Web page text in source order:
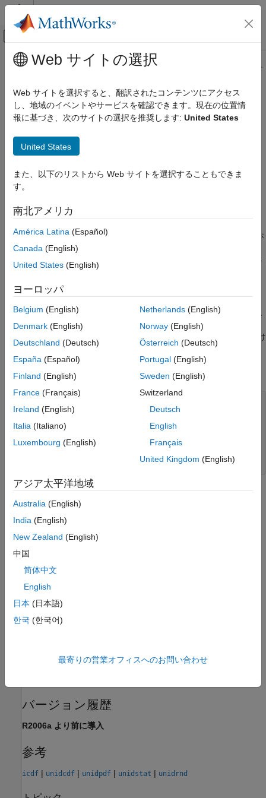
コンテンツへスキップ
オフキャンバス ナビゲーション メ
ドキュメンテーションのホーム
Statistics and Machine Learning Toolbox
確率分布と仮説検定
項目一覧
構文
例
拡張機能
バージョン履歴
参考
メインコンテンツ
このページの内容は最新ではありません。最新版の英語を参照す
unidinv
離散一様逆累積分布関数
構文
X = unidinv(P,N)
説明
X = unidinv(P,N)は、 で評価される離散一様逆累積分布関数が
P以上であるような最小の正の整数
Xの数を1～Nの数が入っているハットから取り出す確率と見な
PとNは、同じサイズのベクトル、行列または多次元配列になり
ます。これはX のサイズでもあります。NまたはPのスカラー入
力は、他の入力と同じ次元の定数配列に展開されます。
は区間 [0 1] に存在しなければならず、
内の値は正の整数でなけ
ればなりません。
例
x =
    14
y = unidinv(0.7 + eps,20)
最初のパラメーターを少し変えると、出力に大きな飛びが生じま
す。累積分布関数と逆累積分布関数はどちらもステップ関数で
す。この例は、階段で起きることを示したものです。
拡張機能
すべて展開する
C/C++ コード生成
MATLAB® Coder™ を使用して C および C++ コード
を生成します。
ックス処理装置 (GPU) 上で実行することにより、
バージョン履歴
R2006a より前に導入
参考
icdf | unidcdf | unidpdf | unidstat | unidrnd
Web サイトの選択
Web サイトを選択すると、翻訳されたコンテンツにアクセス
し、地域のイベントやサービスを確認できます。現在の位置情
報に基づき、次のサイトの選択を推奨します: United States
United States
また、以下のリストから Web サイトを選択することもできま
す。
南北アメリカ
América Latina (Español)
Canada (English)
United States (English)
ヨーロッパ
Belgium (English)
Denmark (English)
Deutschland (Deutsch)
España (Español)
Finland (English)
France (Français)
Ireland (English)
Italia (Italiano)
Luxembourg (English)
Netherlands(English)
Norway(English)
Österreich (Deutsch)
Portugal(English)
Sweden (English)
Switzerland
Deutsch
English
Français
United Kingdom (English)
アジア太平洋地域
Australia (English)
India (English)
New Zealand (English)
中国
简体中文
English
日本 (日本語)
한국 (한국어)
最寄りの営業オフィスへのお問い合わせ